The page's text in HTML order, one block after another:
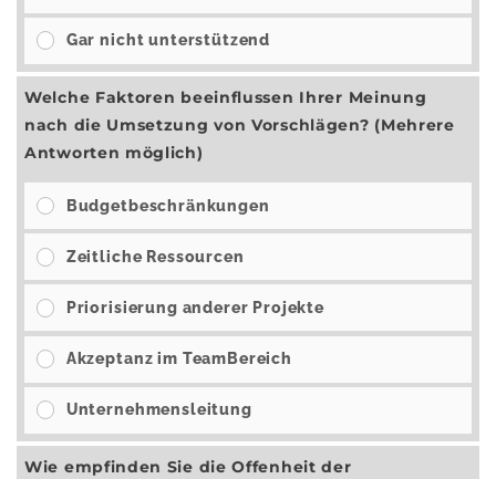
Gar nicht unterstützend
Welche Faktoren beeinflussen Ihrer Meinung
nach die Umsetzung von Vorschlägen? (Mehrere
Antworten möglich)
Budgetbeschränkungen
Zeitliche Ressourcen
Priorisierung anderer Projekte
Akzeptanz im TeamBereich
Unternehmensleitung
Wie empfinden Sie die Offenheit der